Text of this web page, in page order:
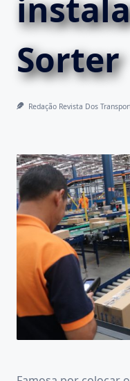
Sorter
Redação Revista Dos